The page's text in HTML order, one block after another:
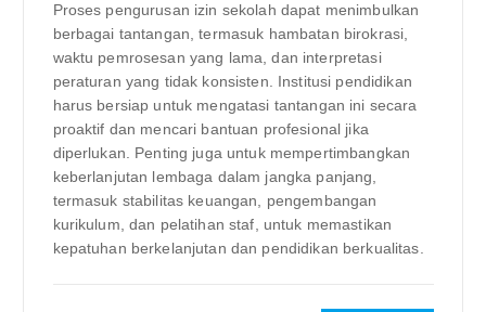
Proses pengurusan izin sekolah dapat menimbulkan
berbagai tantangan, termasuk hambatan birokrasi,
waktu pemrosesan yang lama, dan interpretasi
peraturan yang tidak konsisten. Institusi pendidikan
harus bersiap untuk mengatasi tantangan ini secara
proaktif dan mencari bantuan profesional jika
diperlukan. Penting juga untuk mempertimbangkan
keberlanjutan lembaga dalam jangka panjang,
termasuk stabilitas keuangan, pengembangan
kurikulum, dan pelatihan staf, untuk memastikan
kepatuhan berkelanjutan dan pendidikan berkualitas.